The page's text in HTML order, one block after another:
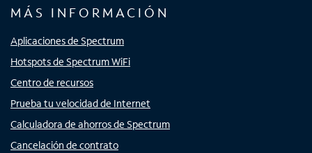
MÁS INFORMACIÓN
Aplicaciones de Spectrum
Hotspots de Spectrum WiFi
Centro de recursos
Prueba tu velocidad de Internet
Calculadora de ahorros de Spectrum
Cancelación de contrato